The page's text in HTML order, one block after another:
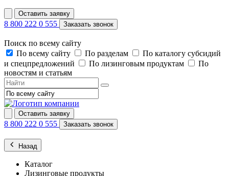
Оставить заявку
8 800 222 0 555 Заказать звонок
Поиск по всему сайту
По всему сайту
По разделам
По каталогу субсидий
и спецпредложений
По лизинговым продуктам
По
новостям и статьям
Оставить заявку
8 800 222 0 555 Заказать звонок
Назад
Каталог
Лизинговые продукты